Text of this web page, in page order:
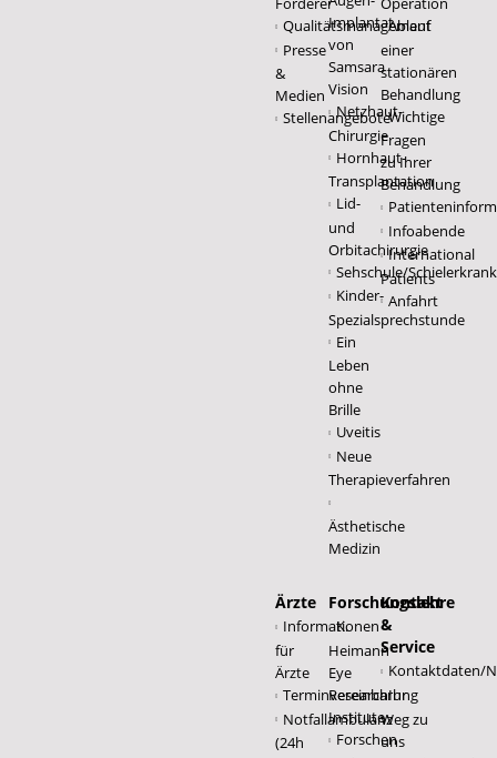
Qualitätsmanagement
Presse
&
Medien
Stellenangebote
Implantat
von
Samsara
Vision
Netzhaut-
Chirurgie
Hornhaut-
Transplantation
Lid-
und
Orbitachirurgie
Sehschule/
Kinder-
Spezialsprechstunde
Ein
Leben
ohne
Brille
Uveitis
Neue
Therapieverfahren
Ästhetische
Medizin
Ablauf
einer
stationären
Behandlung
Wichtige
Fragen
zu Ihrer
Behandlung
Infoabende
International
Patients
Anfahrt
Ärzte
Informationen
für
Ärzte
Terminvereinbarung
Notfallambulanz
(24h
Forschungslehre
K.
Heimann
Eye
Research
Institute
Forschen
Kontakt
&
Service
Kontaktdaten/
Ihr
Weg zu
uns